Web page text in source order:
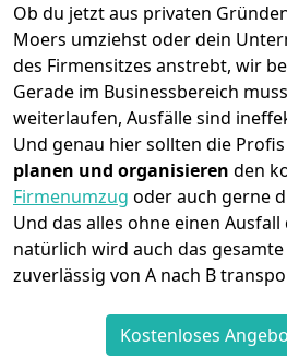
Ob du jetzt aus privaten
Moers umziehst oder dein
des Firmensitzes anstrebt, wir
Gerade im Businessbereich
weiterlaufen, Ausfälle sind
Und genau hier sollten die
planen und organisieren den
Firmenumzug oder auch gerne
Und das alles ohne einen
natürlich wird auch das
zuverlässig von A nach B
Kostenloses